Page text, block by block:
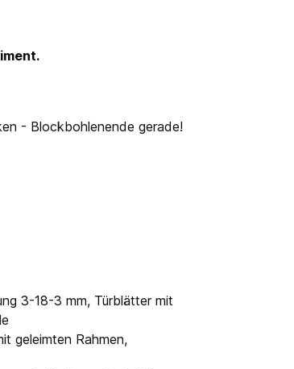
- Blockbohlenende gerade!
3-18-3 mm, Türblätter mit
geleimten Rahmen,